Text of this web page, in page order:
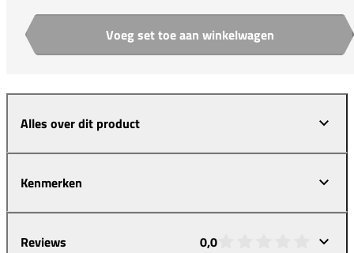
Aantal Voeg set toe aan winkelwagen
Alles over dit product
Kenmerken
Reviews 0,0